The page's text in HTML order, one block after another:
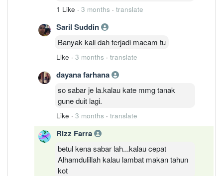
1 Like · 3 months · translate
Saril Suddin
Banyak kali dah terjadi macam tu
Like · 3 months · translate
dayana farhana
so sabar je la.kalau kate mmg tanak
gune duit lagi.
Like · 3 months · translate
Rizz Farra
betul kena sabar lah...kalau cepat
Alhamdulillah kalau lambat makan tahun
kot